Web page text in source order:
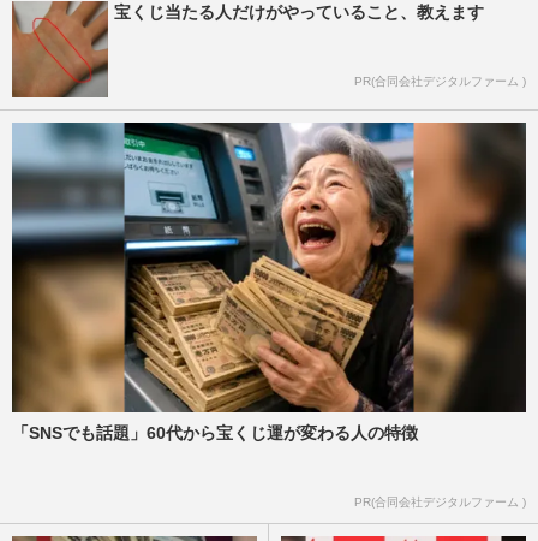
宝くじ当たる人だけがやっていること、教えます
PR(合同会社デジタルファーム )
「SNSでも話題」60代から宝くじ運が変わる人の特徴
PR(合同会社デジタルファーム )